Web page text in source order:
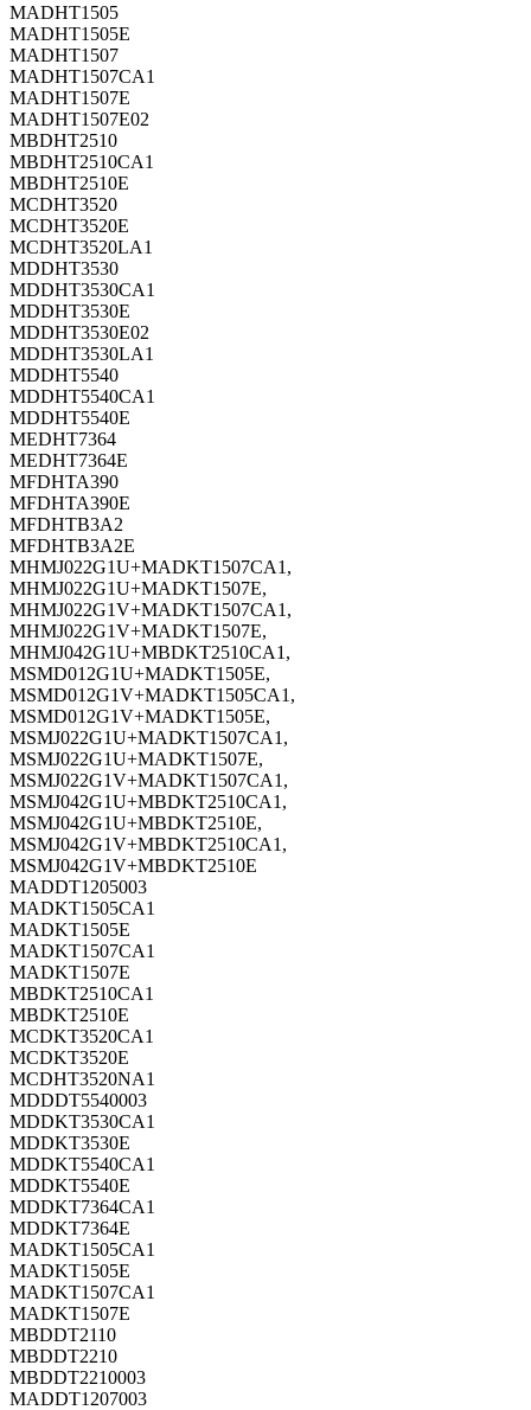
MADHT1505
MADHT1505E
MADHT1507
MADHT1507CA1
MADHT1507E
MADHT1507E02
MBDHT2510
MBDHT2510CA1
MBDHT2510E
MCDHT3520
MCDHT3520E
MCDHT3520LA1
MDDHT3530
MDDHT3530CA1
MDDHT3530E
MDDHT3530E02
MDDHT3530LA1
MDDHT5540
MDDHT5540CA1
MDDHT5540E
MEDHT7364
MEDHT7364E
MFDHTA390
MFDHTA390E
MFDHTB3A2
MFDHTB3A2E
MHMJ022G1U+MADKT1507CA1,
MHMJ022G1U+MADKT1507E,
MHMJ022G1V+MADKT1507CA1,
MHMJ022G1V+MADKT1507E,
MHMJ042G1U+MBDKT2510CA1,
MSMD012G1U+MADKT1505E,
MSMD012G1V+MADKT1505CA1,
MSMD012G1V+MADKT1505E,
MSMJ022G1U+MADKT1507CA1,
MSMJ022G1U+MADKT1507E,
MSMJ022G1V+MADKT1507CA1,
MSMJ042G1U+MBDKT2510CA1,
MSMJ042G1U+MBDKT2510E,
MSMJ042G1V+MBDKT2510CA1,
MSMJ042G1V+MBDKT2510E
MADDT1205003
MADKT1505CA1
MADKT1505E
MADKT1507CA1
MADKT1507E
MBDKT2510CA1
MBDKT2510E
MCDKT3520CA1
MCDKT3520E
MCDHT3520NA1
MDDDT5540003
MDDKT3530CA1
MDDKT3530E
MDDKT5540CA1
MDDKT5540E
MDDKT7364CA1
MDDKT7364E
MADKT1505CA1
MADKT1505E
MADKT1507CA1
MADKT1507E
MBDDT2110
MBDDT2210
MBDDT2210003
MADDT1207003